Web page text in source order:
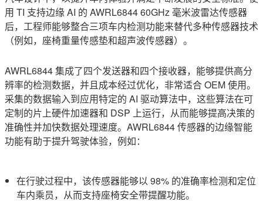
用 TI 支持边缘 AI 的 AWRL6844 60GHz 毫米波雷达传感器
后，工程师能够整合三项车内检测功能来替代多种传感器技术
（例如，座椅重量传感垫和超声波传感器）。
AWRL6844 集成了四个发送器和四个接收器，能够提供高分
辨率的检测数据，并且成本经过优化，非常适合 OEM 使用。
采集的数据输入到应用特定的 AI 驱动算法中，这些算法在可
定制的片上硬件加速器和 DSP 上运行，从而能够提高决策的
准确性并加快数据处理速度。AWRL6844 传感器的边缘智能
功能有助于提升驾驶体验，例如：
在行驶过程中，该传感器能够以 98% 的准确率检测和定位
车内乘员，从而支持座椅安全带提醒功能。